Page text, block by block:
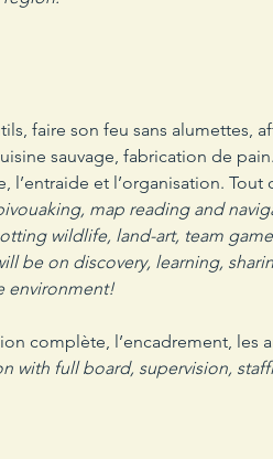
faire son feu sans alumettes,
sauvage, fabrication de
l’entraide et l’organisation. Tout
map reading and
wildlife, land-art, team
be on discovery, learning,
environment!
with full board, supervision,